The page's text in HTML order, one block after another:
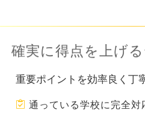
確実に得点を上げ
重要ポイントを効率良く丁
通っている学校に完全対